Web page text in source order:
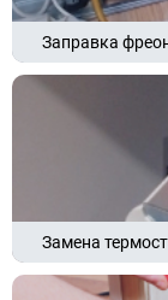
Заправка
Замена